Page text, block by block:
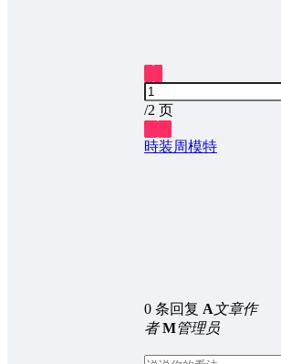
/2 页
時装周模特
0 条回复 A文章作
者 M管理员